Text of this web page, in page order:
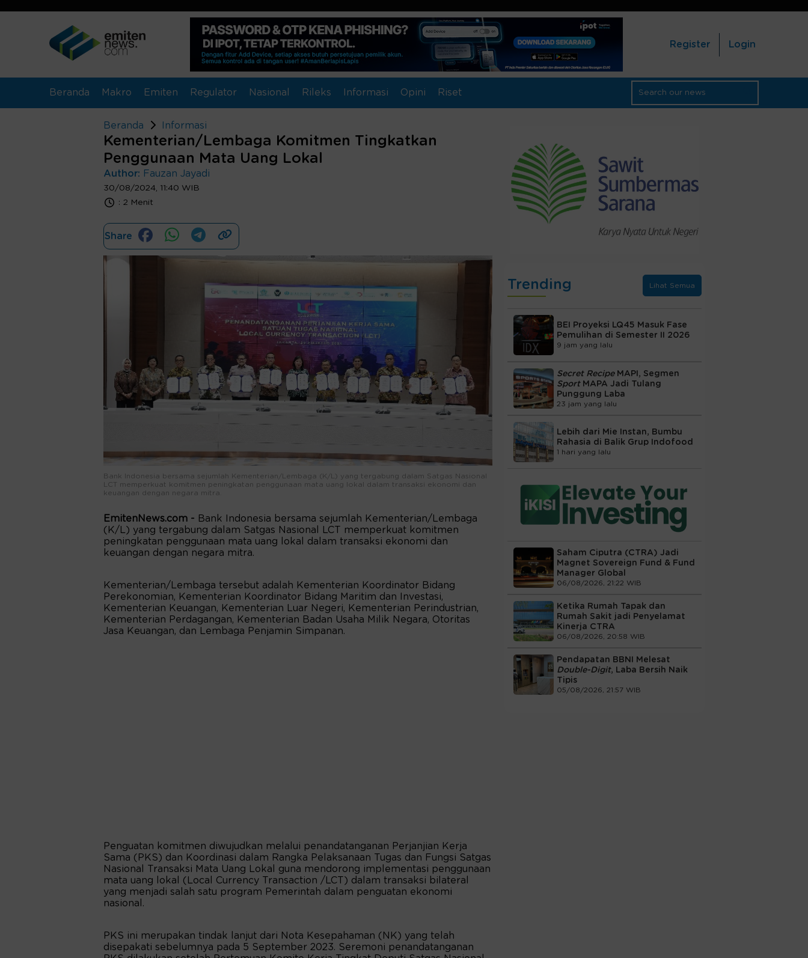
Register Login
Beranda Makro Emiten Regulator Nasional Rileks Informasi Opini Riset
Beranda Informasi
Kementerian/Lembaga Komitmen Tingkatkan
Penggunaan Mata Uang Lokal
Author: Fauzan Jayadi
30/08/2024, 11:40 WIB
: 2 Menit
Share
Bank Indonesia bersama sejumlah Kementerian/Lembaga (K/L) yang tergabung dalam Satgas Nasional
LCT memperkuat komitmen peningkatan penggunaan mata uang lokal dalam transaksi ekonomi dan
keuangan dengan negara mitra.
EmitenNews.com - Bank Indonesia bersama sejumlah Kementerian/Lembaga
(K/L) yang tergabung dalam Satgas Nasional LCT memperkuat komitmen
peningkatan penggunaan mata uang lokal dalam transaksi ekonomi dan
keuangan dengan negara mitra.
Kementerian/Lembaga tersebut adalah Kementerian Koordinator Bidang
Perekonomian, Kementerian Koordinator Bidang Maritim dan Investasi,
Kementerian Keuangan, Kementerian Luar Negeri, Kementerian Perindustrian,
Kementerian Perdagangan, Kementerian Badan Usaha Milik Negara, Otoritas
Jasa Keuangan, dan Lembaga Penjamin Simpanan.
Penguatan komitmen diwujudkan melalui penandatanganan Perjanjian Kerja
Sama (PKS) dan Koordinasi dalam Rangka Pelaksanaan Tugas dan Fungsi Satgas
Nasional Transaksi Mata Uang Lokal guna mendorong implementasi penggunaan
mata uang lokal (Local Currency Transaction /LCT) dalam transaksi bilateral
yang menjadi salah satu program Pemerintah dalam penguatan ekonomi
nasional.
PKS ini merupakan tindak lanjut dari Nota Kesepahaman (NK) yang telah
disepakati sebelumnya pada 5 September 2023. Seremoni penandatanganan
Trending Lihat Semua
BEI Proyeksi LQ45 Masuk Fase
Pemulihan di Semester II 2026
9 jam yang lalu
Secret RecipeMAPI, Segmen
Sport MAPA Jadi Tulang
Punggung Laba
23 jam yang lalu
Lebih dari Mie Instan, Bumbu
Rahasia di Balik Grup Indofood
1 hari yang lalu
Saham Ciputra (CTRA) Jadi
Magnet Sovereign Fund & Fund
Manager Global
06/08/2026, 21:22 WIB
Ketika Rumah Tapak dan
Rumah Sakit jadi Penyelamat
Kinerja CTRA
06/08/2026, 20:58 WIB
Pendapatan BBNI Melesat
Double-Digit, Laba Bersih Naik
Tipis
05/08/2026, 21:57 WIB